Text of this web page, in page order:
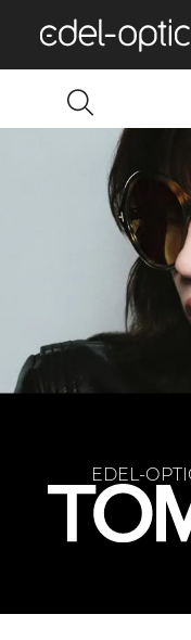
EDEL-